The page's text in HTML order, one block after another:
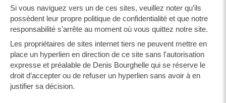
Si vous naviguez vers un de ces sites, veuillez noter qu’ils
possèdent leur propre politique de confidentialité et que notre
responsabilité s’arrête au moment où vous quittez notre site.
Les propriétaires de sites internet tiers ne peuvent mettre en
place un hyperlien en direction de ce site sans l'autorisation
expresse et préalable de Denis Bourghelle qui se réserve le
droit d’accepter ou de refuser un hyperlien sans avoir à en
justifier sa décision.